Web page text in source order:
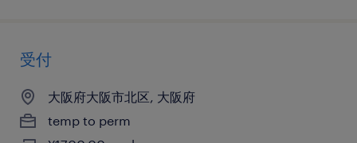
受付
大阪府大阪市北区, 大阪府
temp to perm